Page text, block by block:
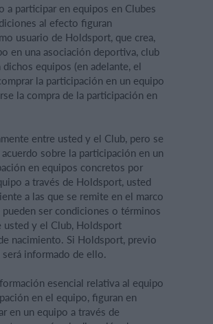
participar en equipos en Clubes
al efecto figuran
usuario de Holdsport, que crea,
en una asociación deportiva, club
equipos (en adelante, el
la participación en un equipo
la compra de la participación en
entre usted y el Club, pero se
sobre la participación en un
en equipos concretos por
a través de Holdsport, usted
a las que se remite en el marco
ser condiciones o términos
usted y el Club, Holdsport
nacimiento. Si Holdsport, previo
informado de ello.
esencial relativa al equipo
en el equipo, figuran en
en un equipo a través de